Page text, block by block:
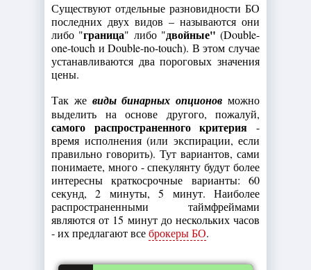
Существуют отдельные разновидности БО
последних двух видов – называются они
либо "граница" либо "двойные" (Double-
one-touch и Double-no-touch). В этом случае
устанавливаются два пороговых значения
цены.
Так же виды бинарных опционов можно
выделить на основе другого, пожалуй,
самого распространенного критерия -
время исполнения (или экспирации, если
правильно говорить). Тут вариантов, сами
понимаете, много - спекулянту будут более
интересны краткосрочные варианты: 60
секунд, 2 минуты, 5 минут. Наиболее
распространенными таймфреймами
являются от 15 минут до нескольких часов
- их предлагают всеброкеры БО.